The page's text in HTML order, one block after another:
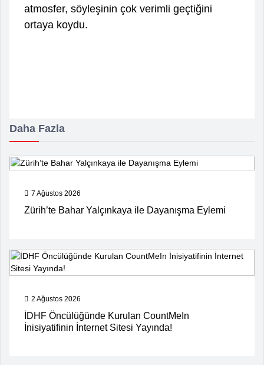
atmosfer, söyleşinin çok verimli geçtiğini
ortaya koydu.
Daha Fazla
7 Ağustos 2026
Zürih’te Bahar Yalçınkaya ile Dayanışma Eylemi
2 Ağustos 2026
İDHF Öncülüğünde Kurulan CountMeIn
İnisiyatifinin İnternet Sitesi Yayında!